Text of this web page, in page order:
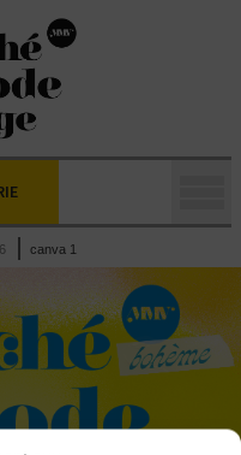
canva 1